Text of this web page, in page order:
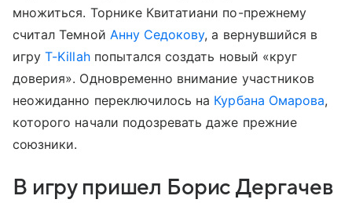
множиться. Торнике Квитатиани по-прежнему
считал Темной Анну Седокову, а вернувшийся в
игруT-Killahпопытался создать новый «круг
доверия». Одновременно внимание участников
неожиданно переключилось на Курбана Омарова,
которого начали подозревать даже прежние
союзники.
В игру пришел Борис Дергачев